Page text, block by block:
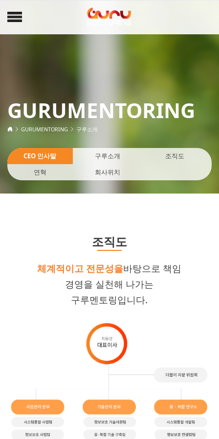
GURUMENTORING
GURUMENTORING 구루소개
CEO 인사말 구루소개
조직도
연혁
회사위치
조직도
체계적이고 전문성을바탕으로 책임
경영을 실천해 나가는
구루멘토링입니다.